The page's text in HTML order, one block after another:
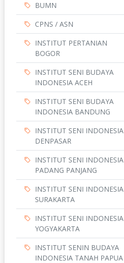
BUMN
CPNS / ASN
INSTITUT PERTANIAN
BOGOR
INSTITUT SENI BUDAYA
INDONESIA ACEH
INSTITUT SENI BUDAYA
INDONESIA BANDUNG
INSTITUT SENI INDONESIA
DENPASAR
INSTITUT SENI INDONESIA
PADANG PANJANG
INSTITUT SENI INDONESIA
SURAKARTA
INSTITUT SENI INDONESIA
YOGYAKARTA
INSTITUT SENIN BUDAYA
INDONESIA TANAH PAPUA